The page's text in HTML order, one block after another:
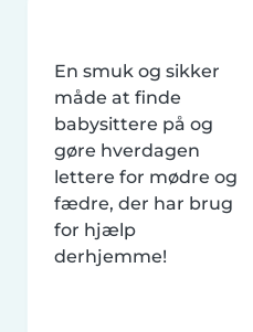
En smuk og sikker
måde at finde
babysittere på og
gøre hverdagen
lettere for mødre og
fædre, der har brug
for hjælp
derhjemme!